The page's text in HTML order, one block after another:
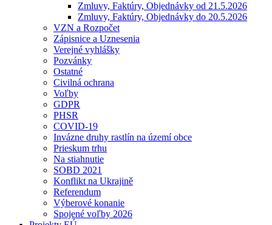
Zmluvy, Faktúry, Objednávky od 21.5.2026
Zmluvy, Faktúry, Objednávky do 20.5.2026
VZN a Rozpočet
Zápisnice a Uznesenia
Verejné vyhlášky
Pozvánky
Ostatné
Civilná ochrana
Voľby
GDPR
PHSR
COVID-19
Invázne druhy rastlín na území obce
Prieskum trhu
Na stiahnutie
SOBD 2021
Konflikt na Ukrajině
Referendum
Výberové konanie
Spojené voľby 2026